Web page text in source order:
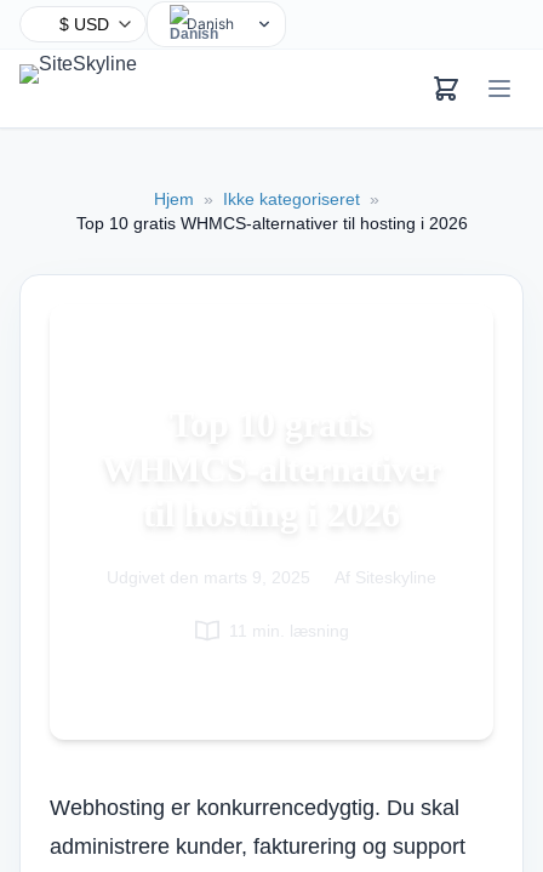
Danish
Arabic
Korean
Hjem » Ikke kategoriseret »
Top 10 gratis WHMCS-alternativer til hosting i 2026
Udgivet den marts 9, 2025 Af Siteskyline
11 min. læsning
Webhosting er konkurrencedygtig. Du skal
administrere kunder, fakturering og support